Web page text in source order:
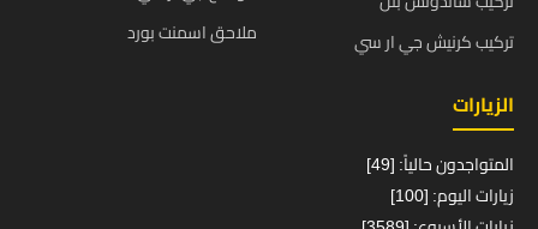
تركيب كرنيش جي ار سي
ملاحق اسمنت بورد
الزيارات
المتواجدون حالياً: [49]
زيارات اليوم: [100]